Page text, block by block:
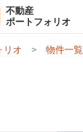
不動産
ポートフォリオ
リオ 物件一覧